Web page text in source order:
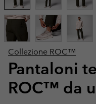
Collezione ROC™
Pantaloni
ROC™ da